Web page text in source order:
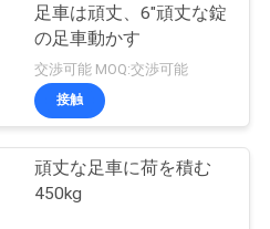
足車は頑丈、6"頑丈な錠
の足車動かす
交渉可能 MOQ:交渉可能
接触
頑丈な足車に荷を積む
450kg